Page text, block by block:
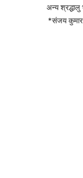
अन्य श्रद्धालु
*संजय कुमार